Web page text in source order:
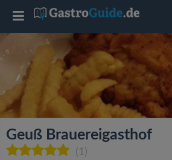
Geuß Brauereigasthof
(1)
T
g
l